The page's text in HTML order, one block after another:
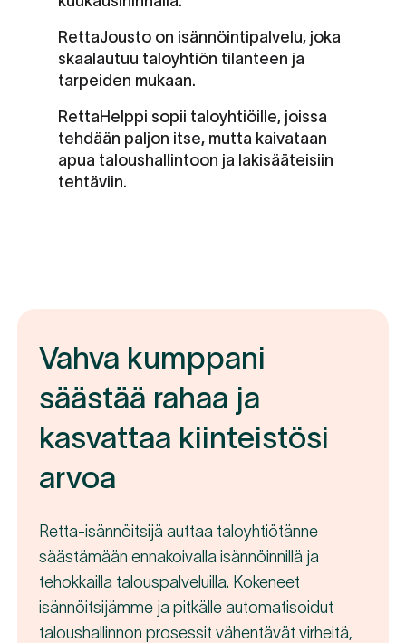
RettaJousto on isännöintipalvelu, joka
skaalautuu taloyhtiön tilanteen ja
tarpeiden mukaan.
RettaHelppi sopii taloyhtiöille, joissa
tehdään paljon itse, mutta kaivataan
apua taloushallintoon ja lakisääteisiin
tehtäviin.
Vahva kumppani
säästää rahaa ja
kasvattaa kiinteistösi
arvoa
Retta-isännöitsijä auttaa taloyhtiötänne
säästämään ennakoivalla isännöinnillä ja
tehokkailla talouspalveluilla. Kokeneet
isännöitsijämme ja pitkälle automatisoidut
taloushallinnon prosessit vähentävät virheitä,